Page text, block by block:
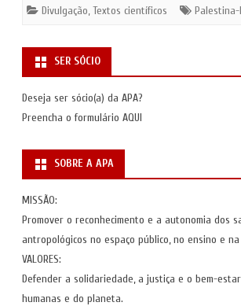
Divulgação,Textos científicos
SER SÓCIO
Deseja ser sócio(a) da APA?
Preencha o formulário AQUI
SOBRE A APA
MISSÃO:
Promover o reconhecimento e a autonomia dos
antropológicos no espaço público, no ensino e na
VALORES:
Defender a solidariedade, a justiça e o bem-
humanas e do planeta.